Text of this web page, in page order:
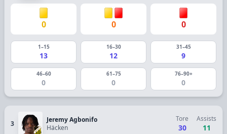
0 0 0
1–15
13
16–30
12
31–45
9
46–60
0
61–75
0
76–90+
0
3
Jeremy Agbonifo
Häcken
Tore
30
Assists
11